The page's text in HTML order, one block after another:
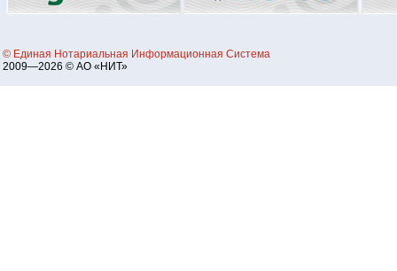
© Единая Нотариальная Информационная Система
2009—2026 © АО «НИТ»